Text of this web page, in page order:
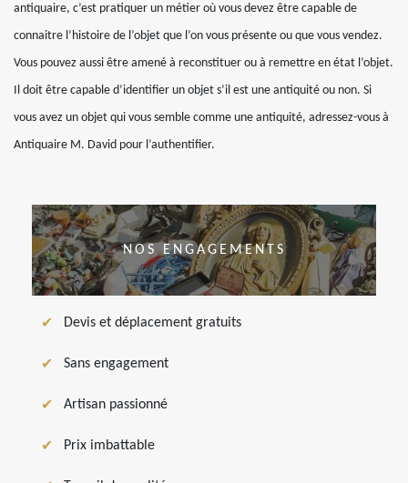
antiquaire, c’est pratiquer un métier où vous devez être capable de
connaitre l’histoire de l’objet que l’on vous présente ou que vous vendez.
Vous pouvez aussi être amené à reconstituer ou à remettre en état l’objet.
Il doit être capable d’identifier un objet s’il est une antiquité ou non. Si
vous avez un objet qui vous semble comme une antiquité, adressez-vous à
Antiquaire M. David pour l’authentifier.
NOS ENGAGEMENTS
Devis et déplacement gratuits
Sans engagement
Artisan passionné
Prix imbattable